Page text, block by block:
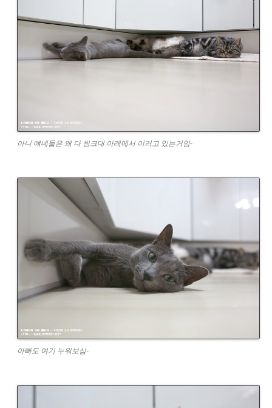
아니 얘네들은 왜 다 씽크대 아래에서 이러고 있는거임-
아빠도 여기 누워보삼-